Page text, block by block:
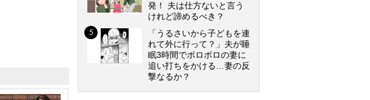
発！ 夫は仕方ないと言う
けれど諦めるべき？
「うるさいから子どもを連
れて外に行って？」夫が睡
眠3時間でボロボロの妻に
追い打ちをかける…妻の反
撃なるか？